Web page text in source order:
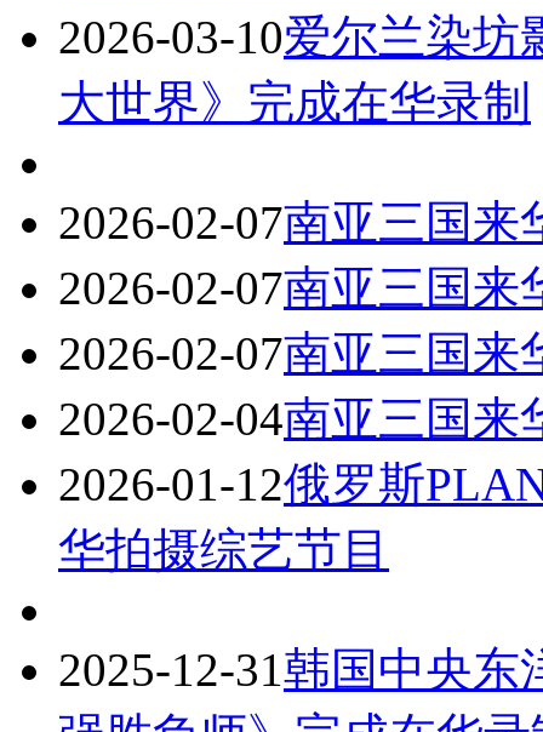
2026-03-10爱尔兰染坊
大世界》完成在华录制
2026-02-07南亚三国来
2026-02-07南亚三国来
2026-02-07南亚三国来
2026-02-04南亚三国来
2026-01-12俄罗斯
华拍摄综艺节目
2025-12-31韩国中央东